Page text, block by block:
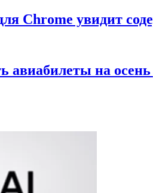
Chrome увидит
авиабилеты на